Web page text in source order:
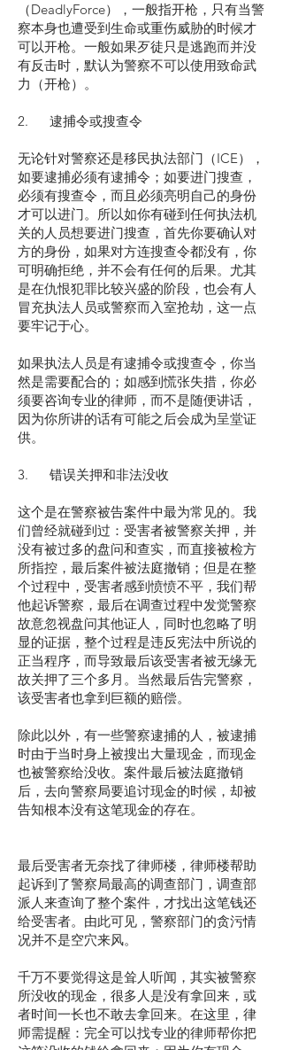
（DeadlyForce），一般指开枪，只有当警
察本身也遭受到生命或重伤威胁的时候才
可以开枪。一般如果歹徒只是逃跑而并没
有反击时，默认为警察不可以使用致命武
力（开枪）。
2. 逮捕令或搜查令
无论针对警察还是移民执法部门（ICE），
如要逮捕必须有逮捕令；如要进门搜查，
必须有搜查令，而且必须亮明自己的身份
才可以进门。所以如你有碰到任何执法机
关的人员想要进门搜查，首先你要确认对
方的身份，如果对方连搜查令都没有，你
可明确拒绝，并不会有任何的后果。尤其
是在仇恨犯罪比较兴盛的阶段，也会有人
冒充执法人员或警察而入室抢劫，这一点
要牢记于心。
如果执法人员是有逮捕令或搜查令，你当
然是需要配合的；如感到慌张失措，你必
须要咨询专业的律师，而不是随便讲话，
因为你所讲的话有可能之后会成为呈堂证
供。
3. 错误关押和非法没收
这个是在警察被告案件中最为常见的。我
们曾经就碰到过：受害者被警察关押，并
没有被过多的盘问和查实，而直接被检方
所指控，最后案件被法庭撤销；但是在整
个过程中，受害者感到愤愤不平，我们帮
他起诉警察，最后在调查过程中发觉警察
故意忽视盘问其他证人，同时也忽略了明
显的证据，整个过程是违反宪法中所说的
正当程序，而导致最后该受害者被无缘无
故关押了三个多月。当然最后告完警察，
该受害者也拿到巨额的赔偿。
除此以外，有一些警察逮捕的人，被逮捕
时由于当时身上被搜出大量现金，而现金
也被警察给没收。案件最后被法庭撤销
后，去向警察局要追讨现金的时候，却被
告知根本没有这笔现金的存在。
最后受害者无奈找了律师楼，律师楼帮助
起诉到了警察局最高的调查部门，调查部
派人来查询了整个案件，才找出这笔钱还
给受害者。由此可见，警察部门的贪污情
况并不是空穴来风。
千万不要觉得这是耸人听闻，其实被警察
所没收的现金，很多人是没有拿回来，或
者时间一长也不敢去拿回来。在这里，律
师需提醒：完全可以找专业的律师帮你把